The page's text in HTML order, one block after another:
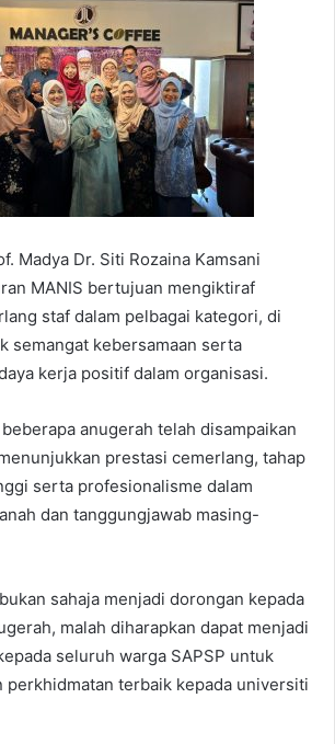
Madya Dr. Siti Rozaina Kamsani
MANIS bertujuan mengiktiraf
staf dalam pelbagai kategori, di
semangat kebersamaan serta
kerja positif dalam organisasi.
anugerah telah disampaikan
prestasi cemerlang, tahap
serta profesionalisme dalam
dan tanggungjawab masing-
sahaja menjadi dorongan kepada
malah diharapkan dapat menjadi
seluruh warga SAPSP untuk
perkhidmatan terbaik kepada universiti